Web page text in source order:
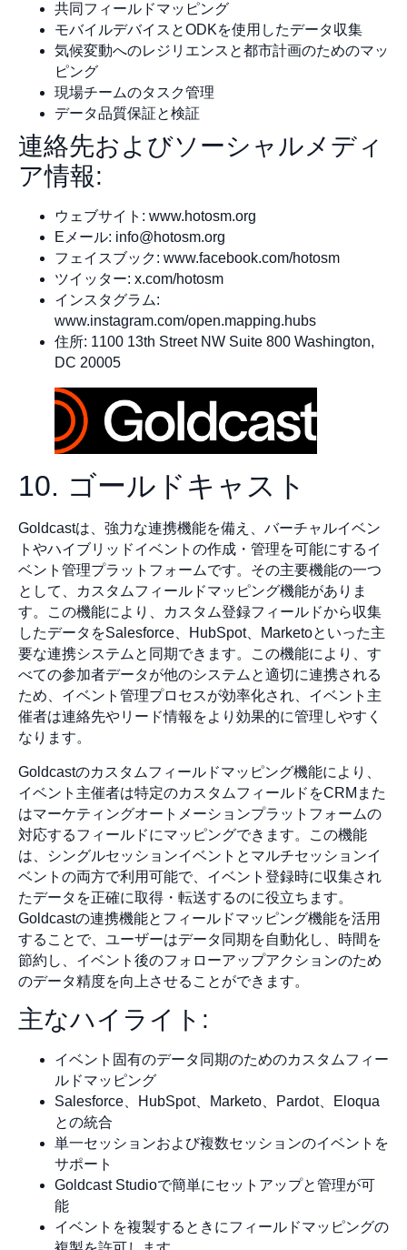
共同フィールドマッピング
モバイルデバイスとODKを使用したデータ収集
気候変動へのレジリエンスと都市計画のためのマッ
ピング
現場チームのタスク管理
データ品質保証と検証
連絡先およびソーシャルメディ
ア情報:
ウェブサイト: www.hotosm.org
Eメール: info@hotosm.org
フェイスブック: www.facebook.com/hotosm
ツイッター: x.com/hotosm
インスタグラム:
www.instagram.com/open.mapping.hubs
住所: 1100 13th Street NW Suite 800 Washington,
DC 20005
10. ゴールドキャスト
Goldcastは、強力な連携機能を備え、バーチャルイベン
トやハイブリッドイベントの作成・管理を可能にするイ
ベント管理プラットフォームです。その主要機能の一つ
として、カスタムフィールドマッピング機能がありま
す。この機能により、カスタム登録フィールドから収集
したデータをSalesforce、HubSpot、Marketoといった主
要な連携システムと同期できます。この機能により、す
べての参加者データが他のシステムと適切に連携される
ため、イベント管理プロセスが効率化され、イベント主
催者は連絡先やリード情報をより効果的に管理しやすく
なります。
Goldcastのカスタムフィールドマッピング機能により、
イベント主催者は特定のカスタムフィールドをCRMまた
はマーケティングオートメーションプラットフォームの
対応するフィールドにマッピングできます。この機能
は、シングルセッションイベントとマルチセッションイ
ベントの両方で利用可能で、イベント登録時に収集され
たデータを正確に取得・転送するのに役立ちます。
Goldcastの連携機能とフィールドマッピング機能を活用
することで、ユーザーはデータ同期を自動化し、時間を
節約し、イベント後のフォローアップアクションのため
のデータ精度を向上させることができます。
主なハイライト:
イベント固有のデータ同期のためのカスタムフィー
ルドマッピング
Salesforce、HubSpot、Marketo、Pardot、Eloqua
との統合
単一セッションおよび複数セッションのイベントを
サポート
Goldcast Studioで簡単にセットアップと管理が可
能
イベントを複製するときにフィールドマッピングの